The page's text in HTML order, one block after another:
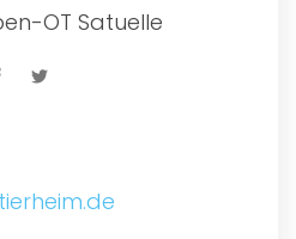
OT Satuelle